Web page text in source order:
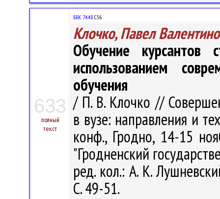
633
полный
текст
ББК 74.48 С56
Клочко, Павел
Обучение курсантов
использованием
обучения
/ П. В. Клочко //
в вузе: направления и
конф., Гродно, 14-15
"Гродненский
ред. кол.: А. К.
С. 49-51.